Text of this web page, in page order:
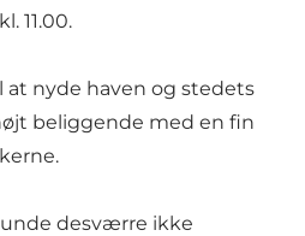
11.00.
nyde haven og stedets
beliggende med en fin
desværre ikke